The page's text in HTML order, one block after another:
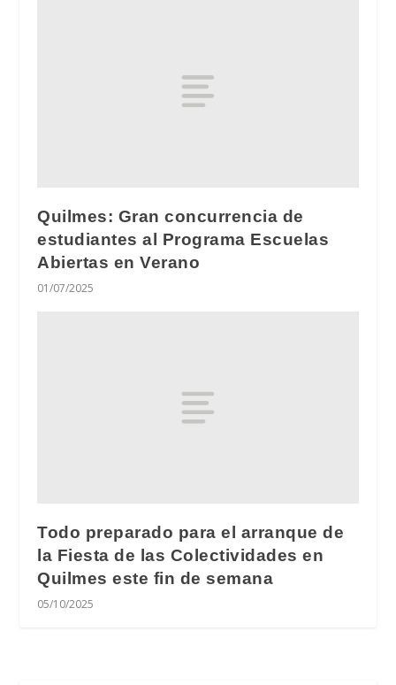
Quilmes: Gran concurrencia de
estudiantes al Programa Escuelas
Abiertas en Verano
01/07/2025
Todo preparado para el arranque de
la Fiesta de las Colectividades en
Quilmes este fin de semana
05/10/2025